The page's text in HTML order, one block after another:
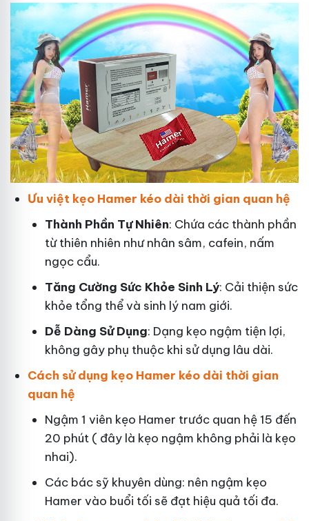
Ưu việt kẹo Hamer kéo dài thời gian quan hệ
Thành Phần Tự Nhiên: Chứa các thành phần
từ thiên nhiên như nhân sâm, cafein, nấm
ngọc cẩu.
Tăng Cường Sức Khỏe Sinh Lý: Cải thiện sức
khỏe tổng thể và sinh lý nam giới.
Dễ Dàng Sử Dụng: Dạng kẹo ngậm tiện lợi,
không gây phụ thuộc khi sử dụng lâu dài.
Cách sử dụng kẹo Hamer kéo dài thời gian
quan hệ
Ngậm 1 viên kẹo Hamer trước quan hệ 15 đến
20 phút ( đây là kẹo ngậm không phải là kẹo
nhai).
Các bác sỹ khuyên dùng: nên ngậm kẹo
Hamer vào buổi tối sẽ đạt hiệu quả tối đa.